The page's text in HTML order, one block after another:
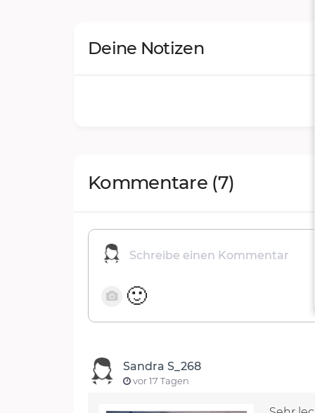
Deine Notizen
Kommentare (7)
🙂
Sandra S_268
vor 17 Tagen